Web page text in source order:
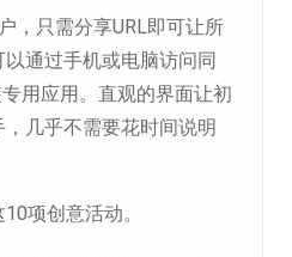
，只需分享URL即可让所
通过手机或电脑访问同
用应用。直观的界面让初
几乎不需要花时间说明
项创意活动。